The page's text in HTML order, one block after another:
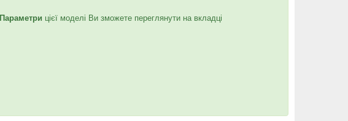
Параметри цієї моделі Ви зможете переглянути на вкладці